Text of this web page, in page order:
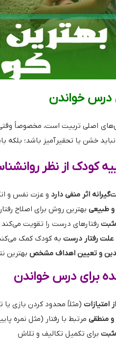
درس خواندن
اصلی تربیت است، مخصوصاً
نباید خشن یا تحقیرآمیز باشد؛ بلکه
کودک از نظر
اثر منفی دارد و عزت نفس و
و طبیعی بهترین روش برای اصلاح
رفتارهای درست را تقویت
رفتار درست به کودک کمک می‌کند
و تعیین اهداف مشخص بهترین
برای درس خواندن
(مثلاً محدود کردن بازی یا
و منطقی مرتبط با رفتار (مثل نمره
برای تکمیل تکالیف و تلاش